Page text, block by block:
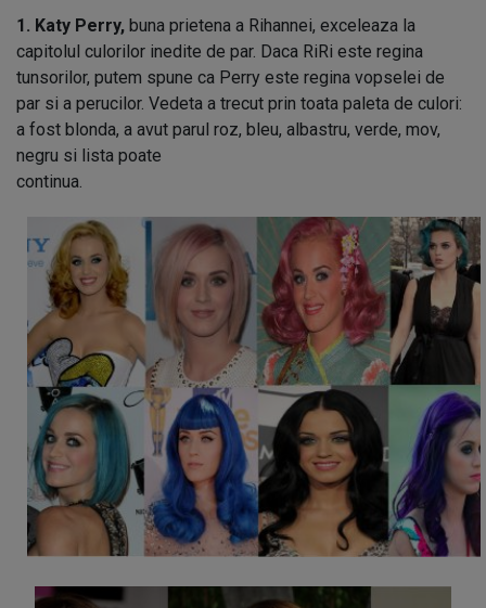
1. Katy Perry, buna prietena a Rihannei, exceleaza la
capitolul culorilor inedite de par. Daca RiRi este regina
tunsorilor, putem spune ca Perry este regina vopselei de
par si a perucilor. Vedeta a trecut prin toata paleta de culori:
a fost blonda, a avut parul roz, bleu, albastru, verde, mov,
negru si lista poate